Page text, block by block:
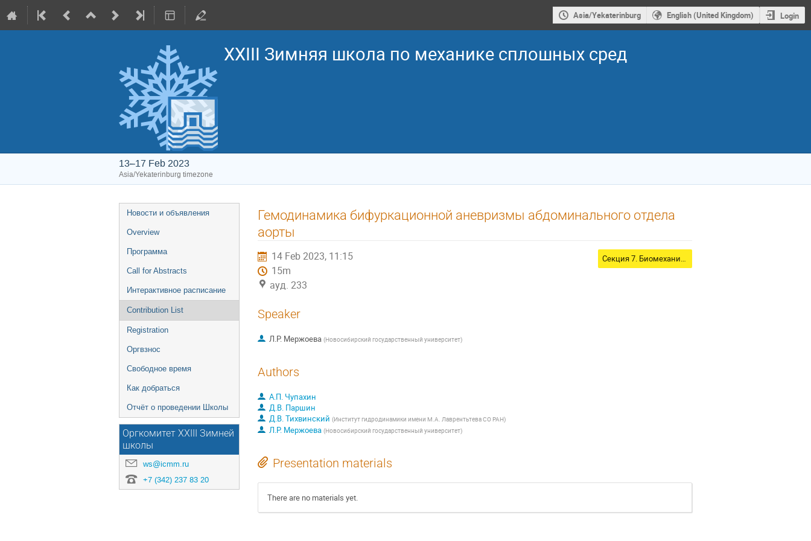
Asia/Yekaterinburg English (United Kingdom) Login
XXIII Зимняя школа по механике сплошных сред
13–17 Feb 2023
Asia/Yekaterinburg timezone
Event
menu
Новости и объявления
Overview
Программа
Call for Abstracts
Интерактивное расписание
Contribution List
Registration
Оргвзнос
Свободное время
Как добраться
Отчёт о проведении Школы
Оргкомитет XXIII Зимней
школы
ws@icmm.ru
+7 (342) 237 83 20
Гемодинамика бифуркационной аневризмы абдоминального отдела
аорты
14 Feb 2023, 11:15
15m
ауд. 233
Секция 7. Биомеханика, биофизика
Speaker
Л.Р. Мержоева (Новосибирский государственный университет)
Authors
А.П. Чупахин
Д.В. Паршин
Д.В. Тихвинский (Институт гидродинамики имени М.А. Лаврентьтева СО РАН)
Л.Р. Мержоева (Новосибирский государственный университет)
Presentation materials
There are no materials yet.